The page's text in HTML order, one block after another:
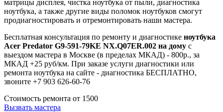
матрицы дисплея, чистка ноутбука от пыли, диагностика
ноутбука, а также другие виды поломок ноутбуков смогут
продиагностировать и отремонтировать наши мастера.
Бесплатная консультация по ремонту и диагностике ноутбука
Acer Predator G9-591-79KE NX.Q07ER.002 на дому с
выездом мастера в Москве (в пределах МКАД) - 800р., за
МКАД +25 руб/км. При заказе услуги диагностики или
ремонта ноутбука на сайте - диагностика БЕСПЛАТНО,
звоните +7 903 626-60-76
Стоимость ремонта от 1500
Вызвать мастера